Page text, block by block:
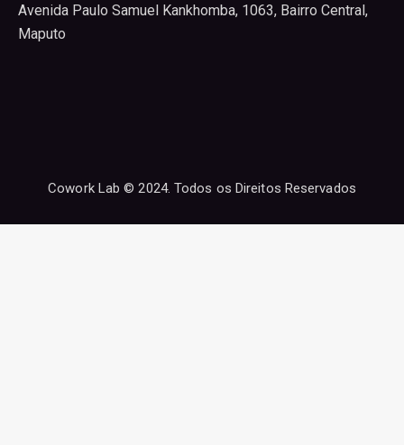
Avenida Paulo Samuel Kankhomba, 1063, Bairro Central,
Maputo
Cowork Lab © 2024. Todos os Direitos Reservados